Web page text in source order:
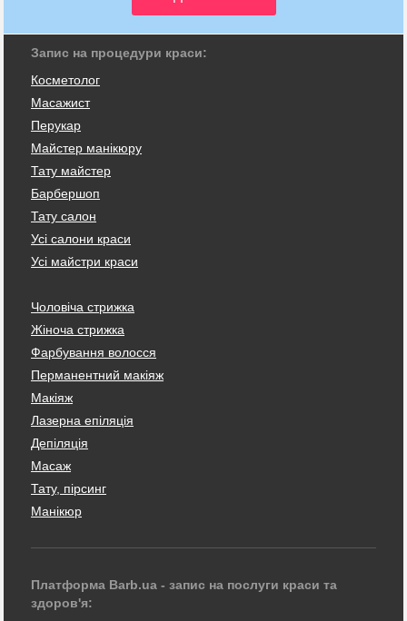
Запис на процедури краси:
Косметолог
Масажист
Перукар
Майстер манікюру
Тату майстер
Барбершоп
Тату салон
Усі салони краси
Усі майстри краси
Чоловіча стрижка
Жіноча стрижка
Фарбування волосся
Перманентний макіяж
Макіяж
Лазерна епіляція
Депіляція
Масаж
Тату, пірсинг
Манікюр
Платформа Barb.ua - запис на послуги краси та
здоров'я: